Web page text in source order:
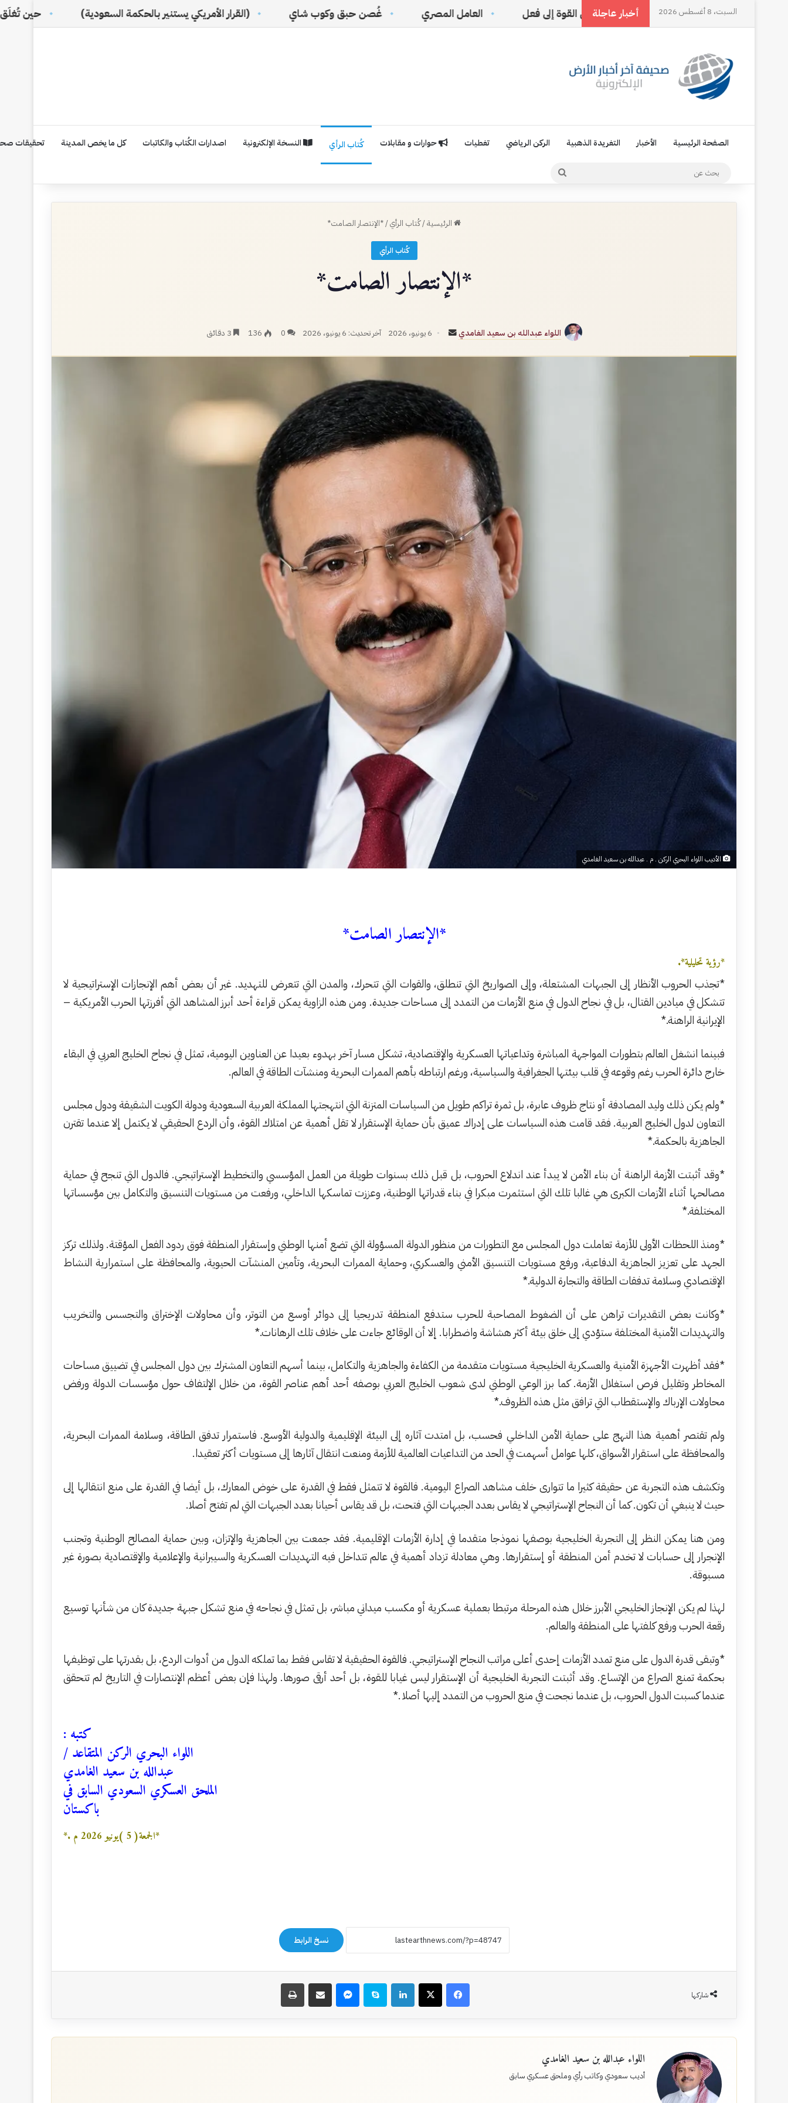
السبت، 8 أغسطس 2026 أخبار عاجلة الرقم ثلاثة حين تتحول القوة إلى فعل ‏العامل المصري غُصن حبق وكوب شاي (القرار الأمريكي يستنير بالحكمة السعودية) حين تُغلَق الأبواب…
الصفحة الرئيسية الأخبار التغريدة الذهبية الركن الرياضي تغطيات حوارات و مقابلات كُتاب الرأي النسخة الإلكترونية اصدارات الكُتاب والكاتبات كل ما يخص المدينة تحقيقات
بحث
الرئيسية/كُتاب الرأي/*الإنتصار الصامت*
كُتاب الرأي
*الإنتصار الصامت*
اللواء عبدالله بن سعيد الغامدي
أرسل
إلكترونيا
6 يونيو، 2026 آخر تحديث: 6 يونيو، 2026 0
136
الأديب اللواء البحري الركن . م . عبدالله بن سعيد الغامدي
*الإنتصار الصامت*
*رؤية تحليلية*.
*تجذب الحروب الأنظار إلى الجبهات المشتعلة، وإلى الصواريخ التي تنطلق، والقوات التي تتحرك، والمدن التي تتعرض للتهديد. غير أن بعض أهم الإنجازات الإستراتيجية لا
تتشكل في ميادين القتال، بل في نجاح الدول في منع الأزمات من التمدد إلى مساحات جديدة. ومن هذه الزاوية يمكن قراءة أحد أبرز المشاهد التي أفرزتها الحرب الأمريكية –
الإيرانية الراهنة.*
فبينما انشغل العالم بتطورات المواجهة المباشرة وتداعياتها العسكرية والإقتصادية، تشكل مسار آخر بهدوء بعيدا عن العناوين اليومية، تمثل في نجاح الخليج العربي في البقاء
خارج دائرة الحرب رغم وقوعه في قلب بيئتها الجغرافية والسياسية، ورغم ارتباطه بأهم الممرات البحرية ومنشآت الطاقة في العالم.
*ولم يكن ذلك وليد المصادفة أو نتاج ظروف عابرة، بل ثمرة تراكم طويل من السياسات المتزنة التي انتهجتها المملكة العربية السعودية ودولة الكويت الشقيقة ودول مجلس
التعاون لدول الخليج العربية. فقد قامت هذه السياسات على إدراك عميق بأن حماية الإستقرار لا تقل أهمية عن امتلاك القوة، وأن الردع الحقيقي لا يكتمل إلا عندما تقترن
الجاهزية بالحكمة.*
*وقد أثبتت الأزمة الراهنة أن بناء الأمن لا يبدأ عند اندلاع الحروب، بل قبل ذلك بسنوات طويلة من العمل المؤسسي والتخطيط الإستراتيجي. فالدول التي تنجح في حماية
مصالحها أثناء الأزمات الكبرى هي غالبا تلك التي استثمرت مبكرا في بناء قدراتها الوطنية، وعززت تماسكها الداخلي، ورفعت من مستويات التنسيق والتكامل بين مؤسساتها
المختلفة.*
*ومنذ اللحظات الأولى للأزمة تعاملت دول المجلس مع التطورات من منظور الدولة المسؤولة التي تضع أمنها الوطني وإستقرار المنطقة فوق ردود الفعل المؤقتة. ولذلك تركز
الجهد على تعزيز الجاهزية الدفاعية، ورفع مستويات التنسيق الأمني والعسكري، وحماية الممرات البحرية، وتأمين المنشآت الحيوية، والمحافظة على استمرارية النشاط
الإقتصادي وسلامة تدفقات الطاقة والتجارة الدولية.*
*وكانت بعض التقديرات تراهن على أن الضغوط المصاحبة للحرب ستدفع المنطقة تدريجيا إلى دوائر أوسع من التوتر، وأن محاولات الإختراق والتجسس والتخريب
والتهديدات الأمنية المختلفة ستؤدي إلى خلق بيئة أكثر هشاشة واضطرابا. إلا أن الوقائع جاءت على خلاف تلك الرهانات.*
*فقد أظهرت الأجهزة الأمنية والعسكرية الخليجية مستويات متقدمة من الكفاءة والجاهزية والتكامل، بينما أسهم التعاون المشترك بين دول المجلس في تضييق مساحات
المخاطر وتقليل فرص استغلال الأزمة. كما برز الوعي الوطني لدى شعوب الخليج العربي بوصفه أحد أهم عناصر القوة، من خلال الإلتفاف حول مؤسسات الدولة ورفض
محاولات الإرباك والإستقطاب التي ترافق مثل هذه الظروف.*
ولم تقتصر أهمية هذا النهج على حماية الأمن الداخلي فحسب، بل امتدت آثاره إلى البيئة الإقليمية والدولية الأوسع. فاستمرار تدفق الطاقة، وسلامة الممرات البحرية،
والمحافظة على استقرار الأسواق، كلها عوامل أسهمت في الحد من التداعيات العالمية للأزمة ومنعت انتقال آثارها إلى مستويات أكثر تعقيدا.
وتكشف هذه التجربة عن حقيقة كثيرا ما تتوارى خلف مشاهد الصراع اليومية. فالقوة لا تتمثل فقط في القدرة على خوض المعارك، بل أيضا في القدرة على منع انتقالها إلى
حيث لا ينبغي أن تكون. كما أن النجاح الإستراتيجي لا يقاس بعدد الجبهات التي فتحت، بل قد يقاس أحيانا بعدد الجبهات التي لم تفتح أصلا.
ومن هنا يمكن النظر إلى التجربة الخليجية بوصفها نموذجا متقدما في إدارة الأزمات الإقليمية. فقد جمعت بين الجاهزية والإتزان، وبين حماية المصالح الوطنية وتجنب
الإنجرار إلى حسابات لا تخدم أمن المنطقة أو إستقرارها. وهي معادلة تزداد أهمية في عالم تتداخل فيه التهديدات العسكرية والسيبرانية والإعلامية والإقتصادية بصورة غير
مسبوقة.
لهذا لم يكن الإنجاز الخليجي الأبرز خلال هذه المرحلة مرتبطا بعملية عسكرية أو مكسب ميداني مباشر، بل تمثل في نجاحه في منع تشكل جبهة جديدة كان من شأنها توسيع
رقعة الحرب ورفع كلفتها على المنطقة والعالم.
*وتبقى قدرة الدول على منع تمدد الأزمات إحدى أعلى مراتب النجاح الإستراتيجي. فالقوة الحقيقية لا تقاس فقط بما تملكه الدول من أدوات الردع، بل بقدرتها على توظيفها
بحكمة تمنع الصراع من الإتساع. وقد أثبتت التجربة الخليجية أن الإستقرار ليس غيابا للقوة، بل أحد أرقى صورها. ولهذا فإن بعض أعظم الإنتصارات في التاريخ لم تتحقق
عندما كسبت الدول الحروب، بل عندما نجحت في منع الحروب من التمدد إليها أصلا .*
كتبه :
اللواء البحري الركن المتقاعد /
عبدالله بن سعيد الغامدي
الملحق العسكري السعودي السابق في
باكستان
*الجمعة( 5 )يونيو 2026 م .*
نسخ الرابط
شاركها
فيسبوك‫X لينكدإن سكايب ماسنجر مشاركة عبر البريد طباعة
اللواء عبدالله بن سعيد الغامدي
أديب سعودي وكاتب رأي وملحق عسكري سابق